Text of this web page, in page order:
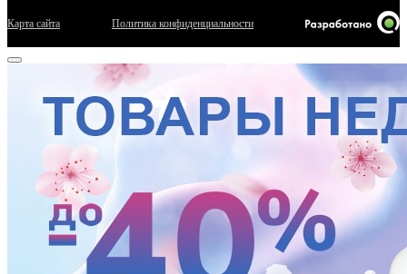
Карта сайта Политика конфиденциальности